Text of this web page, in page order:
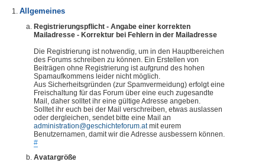
Allgemeines
Registrierungspflicht - Angabe einer korrekten
Mailadresse - Korrektur bei Fehlern in der Mailadresse
Die Registrierung ist notwendig, um in den Hauptbereichen
des Forums schreiben zu können. Ein Erstellen von
Beiträgen ohne Registrierung ist aufgrund des hohen
Spamaufkommens leider nicht möglich.
Aus Sicherheitsgründen (zur Spamvermeidung) erfolgt eine
Freischaltung für das Forum über eine euch zugesandte
Mail, daher solltet ihr eine gültige Adresse angeben.
Solltet ihr euch bei der Mail verschreiben, etwas auslassen
oder dergleichen, sendet bitte eine Mail an
administration@geschichteforum.atmit eurem
Benutzernamen, damit wir die Adresse ausbessern können.
#
Avatargröße